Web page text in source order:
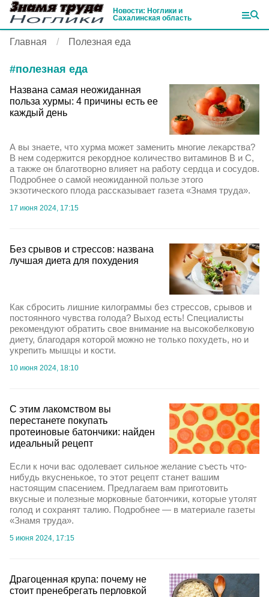
Новости: Ноглики и
Сахалинская область
Главная Полезная еда
#полезная еда
Названа самая неожиданная
польза хурмы: 4 причины есть ее
каждый день
А вы знаете, что хурма может заменить многие лекарства?
В нем содержится рекордное количество витаминов B и С,
а также он благотворно влияет на работу сердца и сосудов.
Подробнее о самой неожиданной пользе этого
экзотического плода рассказывает газета «Знамя труда».
17 июня 2024, 17:15
Без срывов и стрессов: названа
лучшая диета для похудения
Как сбросить лишние килограммы без стрессов, срывов и
постоянного чувства голода? Выход есть! Специалисты
рекомендуют обратить свое внимание на высокобелковую
диету, благодаря которой можно не только похудеть, но и
укрепить мышцы и кости.
10 июня 2024, 18:10
С этим лакомством вы
перестанете покупать
протеиновые батончики: найден
идеальный рецепт
Если к ночи вас одолевает сильное желание съесть что-
нибудь вкусненькое, то этот рецепт станет вашим
настоящим спасением. Предлагаем вам приготовить
вкусные и полезные морковные батончики, которые утолят
голод и сохранят талию. Подробнее — в материале газеты
«Знамя труда».
5 июня 2024, 17:15
Драгоценная крупа: почему не
стоит пренебрегать перловкой